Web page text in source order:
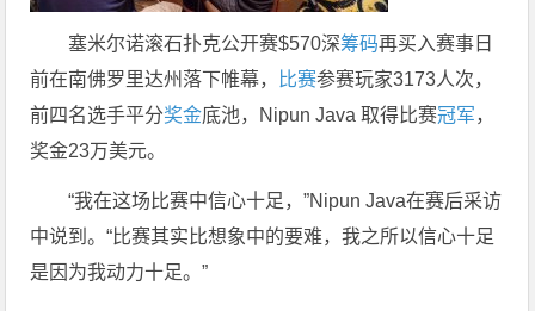
塞米尔诺滚石扑克公开赛$570深筹码再买入赛事日
前在南佛罗里达州落下帷幕，
比赛参赛玩家3173人次，
前四名选手平分奖金底池，Nipun Java 取得比赛冠军，
奖金23万美元。
“我在这场比赛中信心十足，”Nipun Java在赛后采访
中说到。“比赛其实比想象中的要难，我之所以信心十足
是因为我动力十足。”